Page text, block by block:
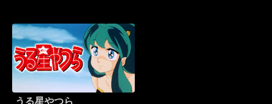
うる星やつら